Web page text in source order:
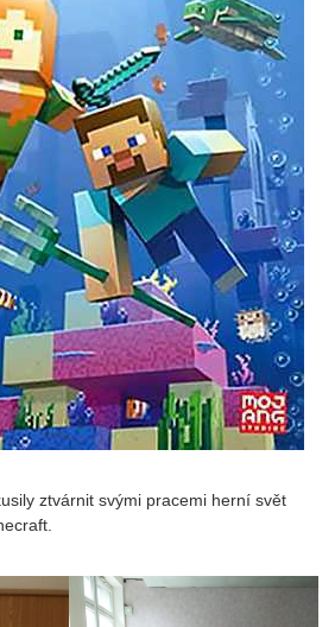
ztvárnit svými pracemi herní svět